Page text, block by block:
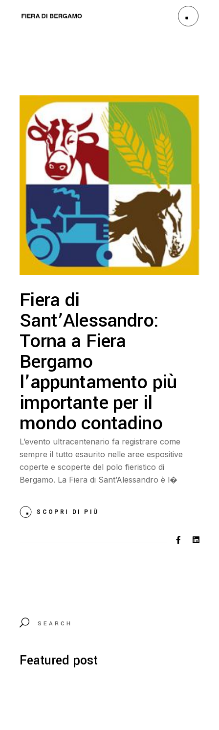
Fiera di
Sant’Alessandro:
Torna a Fiera
Bergamo
l’appuntamento più
importante per il
mondo contadino
L’evento ultracentenario fa registrare come
sempre il tutto esaurito nelle aree espositive
coperte e scoperte del polo fieristico di
Bergamo. La Fiera di Sant’Alessandro è l�
SCOPRI DI PIÙ
Featured post